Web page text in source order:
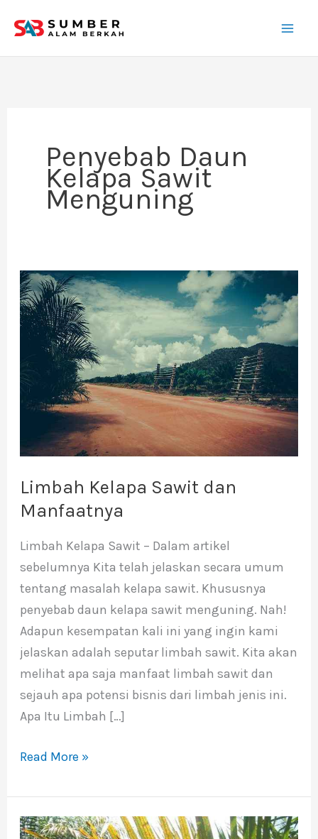
konten
Penyebab Daun
Kelapa Sawit
Menguning
Limbah Kelapa Sawit dan
Manfaatnya
Limbah Kelapa Sawit – Dalam artikel
sebelumnya Kita telah jelaskan secara umum
tentang masalah kelapa sawit. Khususnya
penyebab daun kelapa sawit menguning. Nah!
Adapun kesempatan kali ini yang ingin kami
jelaskan adalah seputar limbah sawit. Kita akan
melihat apa saja manfaat limbah sawit dan
sejauh apa potensi bisnis dari limbah jenis ini.
Apa Itu Limbah […]
Limbah
Kelapa
Sawit
Manfaatnya
Read More »
Penyebab